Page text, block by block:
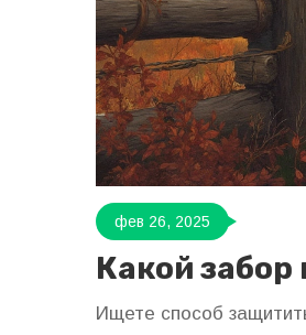
фев 26, 2025
Какой
Ищете способ